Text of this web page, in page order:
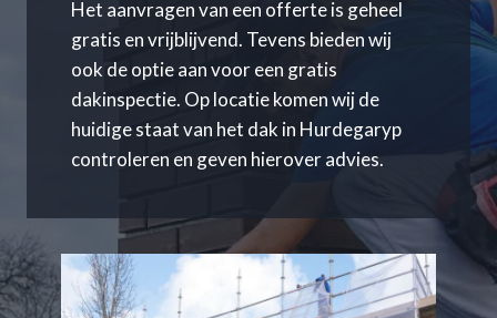
Het aanvragen van een offerte is geheel
gratis en vrijblijvend. Tevens bieden wij
ook de optie aan voor een gratis
dakinspectie. Op locatie komen wij de
huidige staat van het dak in Hurdegaryp
controleren en geven hierover advies.